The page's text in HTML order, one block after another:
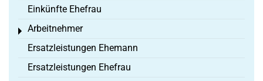
Einkünfte Ehefrau
Arbeitnehmer
Toggle menu
Ersatzleistungen Ehemann
Ersatzleistungen Ehefrau